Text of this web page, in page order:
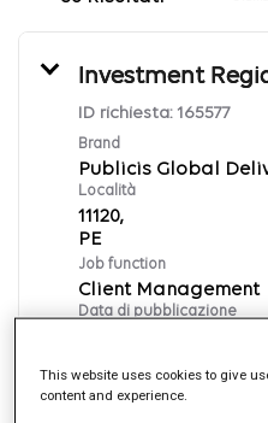
Investment
ID richiesta: 165577
Brand
Publicis Global
Località
11120,
Job function
Client Management
Data di pubblicazione
This website uses cookies to give
content and experience.